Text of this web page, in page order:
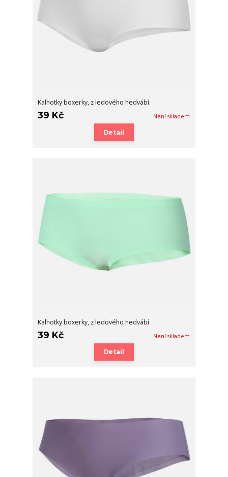
Kalhotky boxerky, z ledového hedvábí
39 Kč Není skladem
Detail
Kalhotky boxerky, z ledového hedvábí
39 Kč Není skladem
Detail